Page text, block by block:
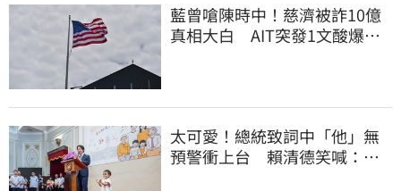
藍曾嗆陳時中！慈濟被詐10億
真相大白 AIT突發1文酸爆…
太可愛！總統致詞中「他」無
預警衝上台 賴清德笑喊：卸